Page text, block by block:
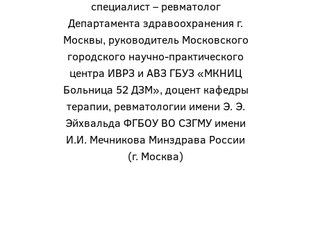
специалист – ревматолог
Департамента здравоохранения г.
Москвы, руководитель Московского
городского научно-практического
центра ИВРЗ и АВЗ ГБУЗ «МКНИЦ
Больница 52 ДЗМ», доцент кафедры
терапии, ревматологии имени Э. Э.
Эйхвальда ФГБОУ ВО СЗГМУ имени
И.И. Мечникова Минздрава России
(г. Москва)